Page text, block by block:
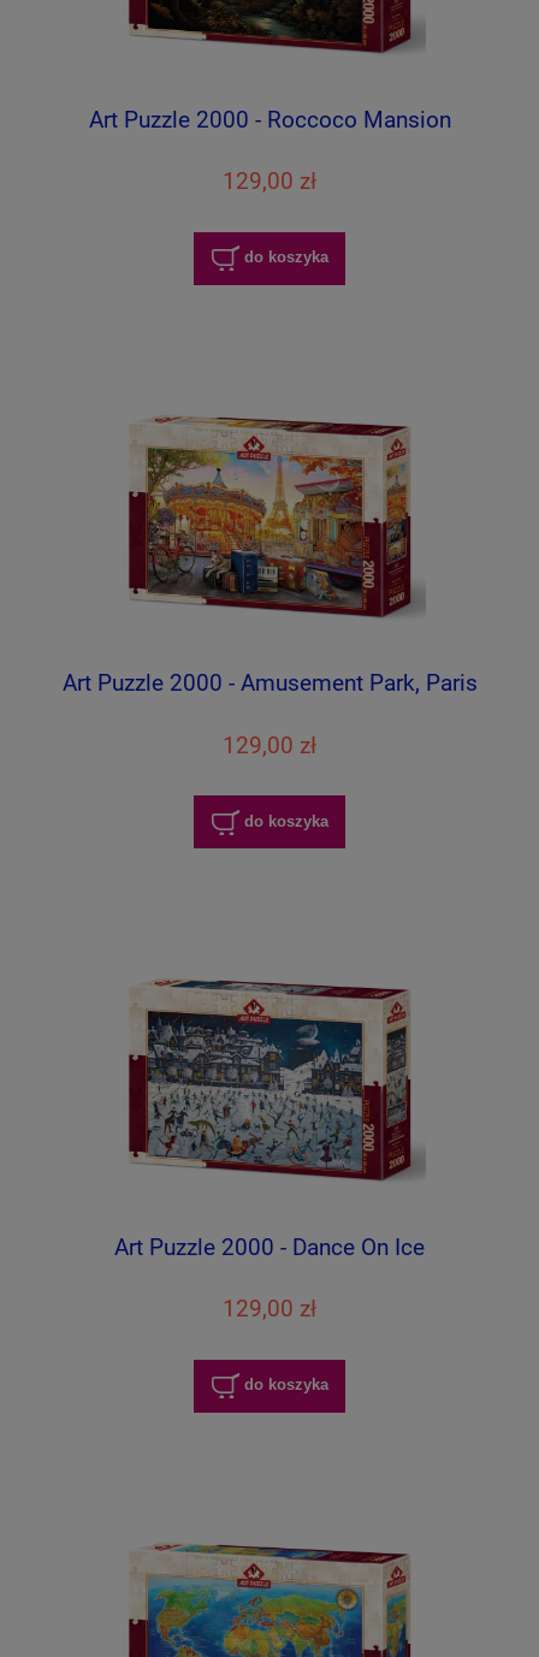
Art Puzzle 2000 - Roccoco Mansion
129,00 zł
do koszyka
Art Puzzle 2000 - Amusement Park, Paris
129,00 zł
do koszyka
Art Puzzle 2000 - Dance On Ice
129,00 zł
do koszyka